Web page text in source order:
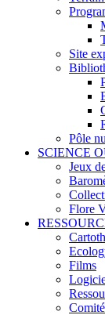
Site
Pôle
SCIENCE
Jeux
Flore
Films